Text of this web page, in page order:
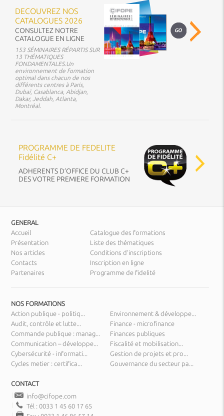
DECOUVREZ NOS
CATALOGUES 2026
CONSULTEZ NOTRE
CATALOGUE EN LIGNE
153 SÉMINAIRES RÉPARTIS SUR
13 THÉMATIQUES
FONDAMENTALES.Un
environnement de formation
optimal dans chacun de nos
différents centres à Paris,
Dubaï, Casablanca, Abidjan,
Dakar, Jeddah, Atlanta,
Montréal.
PROGRAMME DE FEDELITE
Fidélité C+
ADHERENTS D’OFFICE DU CLUB C+
DES VOTRE PREMIERE FORMATION
GENERAL
Accueil
Présentation
Nos articles
Contacts
Partenaires
Catalogue des formations
Liste des thématiques
Conditions d’inscriptions
Inscription en ligne
Programme de fidelité
NOS FORMATIONS
Action publique - politiq...
Audit, contrôle et lutte...
Commande publique : manag...
Communication – développe...
Cybersécurité - informati...
Cycles metier : certifica...
Environnement & développe...
Finance - microfinance
Finances publiques
Fiscalité et mobilisation...
Gestion de projets et pro...
Gouvernance du secteur pa...
CONTACT
info@cifope.com
Tél : 0033 1 45 60 17 65